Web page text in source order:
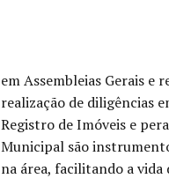
em Assembleias Gerais e
realização de diligências
Registro de Imóveis e
Municipal são
na área, facilitando a